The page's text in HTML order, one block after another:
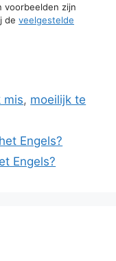
voorbeelden zijn
de veelgestelde
mis, moeilijk te
Engels?
Engels?